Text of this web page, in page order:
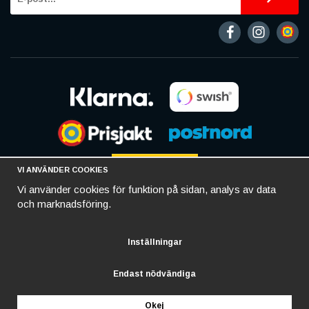
VI ANVÄNDER COOKIES
Vi använder cookies för funktion på sidan, analys av data
och marknadsföring.
Inställningar
Endast nödvändiga
Okej